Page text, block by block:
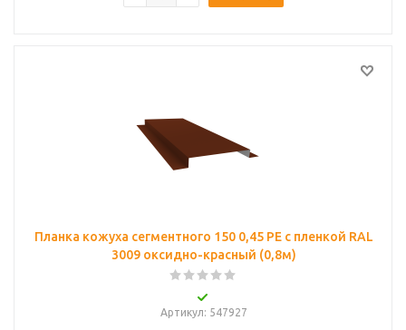
Планка кожуха сегментного 150 0,45 PE с пленкой RAL
3009 оксидно-красный (0,8м)
Артикул: 547927